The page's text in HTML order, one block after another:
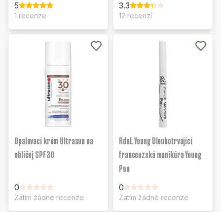
5
1 recenze
3.3
12 recenzí
Opalovací krém Ultrasun na
obličej SPF30
0
Zatím žádné recenze
RdeL Young Dlouhotrvající
francouzská manikúra Young
Pen
0
Zatím žádné recenze